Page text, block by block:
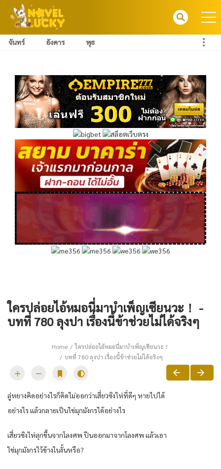
จันทร์ อังคาร พุธ
ใครปล่อยไอ้หมอนี่มาบำเพ็ญเซียนวะ！ -
บทที่ 780 ลุงปา เรื่องนี้ข้าช่วยไม่ได้จริงๆ
Home
ใครปล่อยไอ้หมอนี่มาบำเพ็ญเซียนวะ！
บทที่ 780 ลุงปา เรื่องนี้ข้าช่วยไม่ได้จริงๆ
ลู่หยางคิดอย่างไรก็คิดไม่ออกว่าเสี่ยวซิงไห่ที่ดีๆ หายไปได้
อย่างไร แล้วกลายเป็นไข่มุกมังกรได้อย่างไร
เสี่ยวซิงไห่ลุกขึ้นจากโลงศพ ปีนออกมาจากโลงศพ แล้วเอา
ไข่มุกมังกรไว้ข้างในงั้นหรือ?